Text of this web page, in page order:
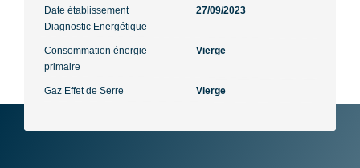
Date établissement
Diagnostic Energétique
27/09/2023
Consommation énergie
primaire
Vierge
Gaz Effet de Serre Vierge